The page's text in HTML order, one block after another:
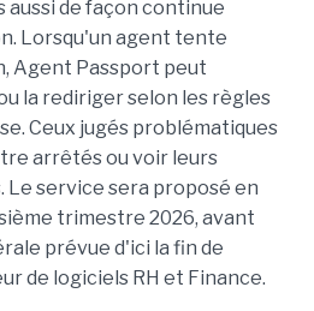
aussi de façon continue
Lorsqu'un agent tente
Agent Passport peut
la rediriger selon les règles
Ceux jugés problématiques
arrêtés ou voir leurs
service sera proposé en
trimestre 2026, avant
prévue d'ici la fin de
de logiciels RH et Finance.